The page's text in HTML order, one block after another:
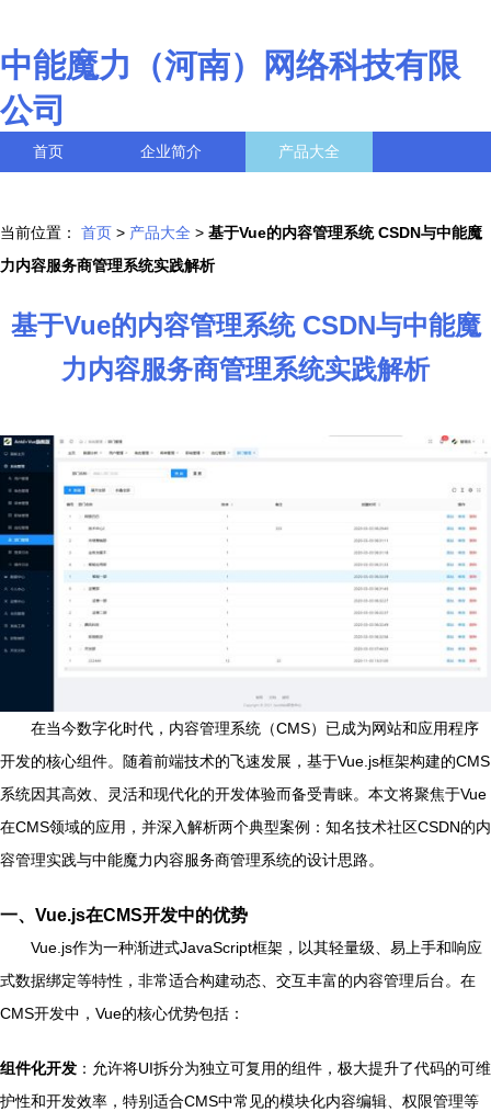
中能魔力（河南）网络科技有限
公司
首页 企业简介 产品大全
当前位置： 首页 > 产品大全 > 基于Vue的内容管理系统 CSDN与中能魔
力内容服务商管理系统实践解析
基于Vue的内容管理系统 CSDN与中能魔
力内容服务商管理系统实践解析
在当今数字化时代，内容管理系统（CMS）已成为网站和应用程序
开发的核心组件。随着前端技术的飞速发展，基于Vue.js框架构建的CMS
系统因其高效、灵活和现代化的开发体验而备受青睐。本文将聚焦于Vue
在CMS领域的应用，并深入解析两个典型案例：知名技术社区CSDN的内
容管理实践与中能魔力内容服务商管理系统的设计思路。
一、Vue.js在CMS开发中的优势
Vue.js作为一种渐进式JavaScript框架，以其轻量级、易上手和响应
式数据绑定等特性，非常适合构建动态、交互丰富的内容管理后台。在
CMS开发中，Vue的核心优势包括：
组件化开发 ：允许将UI拆分为独立可复用的组件，极大提升了代码的可维
护性和开发效率，特别适合CMS中常见的模块化内容编辑、权限管理等